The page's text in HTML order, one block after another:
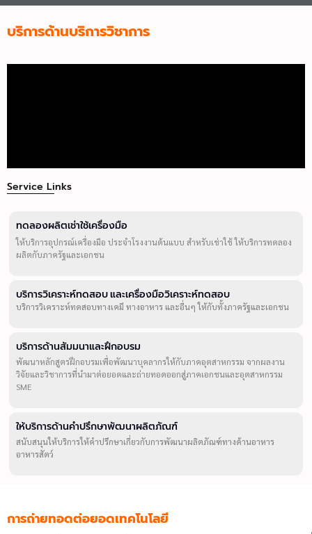
บริการด้านบริการวิชาการ
Service Links
ทดลองผลิตเช่าใช้เครื่องมือ
ให้บริการอุปกรณ์เครื่องมือ ประจำโรงงานต้นแบบ สำหรับเช่าใช้ ให้บริการทดลอง
ผลิตกับภาครัฐและเอกชน
บริการวิเคราะห์ทดสอบ และเครื่องมือวิเคราะห์ทดสอบ
บริการวิเคราะห์ทดสอบทางเคมี ทางอาหาร และอื่นๆ ให้กับทั้งภาครัฐและเอกชน
บริการด้านสัมมนาและฝึกอบรม
พัฒนาหลักสูตรฝึกอบรมเพื่อพัฒนาบุคลากรให้กับภาคอุตสาหกรรม จากผลงาน
วิจัยและวิชาการที่นำมาต่อยอดและถ่ายทอดออกสู่ภาคเอกชนและอุตสาหกรรม
SME
ให้บริการด้านคำปรึกษาพัฒนาผลิตภัณฑ์
สนับสนุนให้บริการให้คำปรึกษาเกี่ยวกับการพัฒนาผลิตภัณฑ์ทางด้านอาหาร
อาหารสัตว์
การถ่ายทอดต่อยอดเทคโนโลยี